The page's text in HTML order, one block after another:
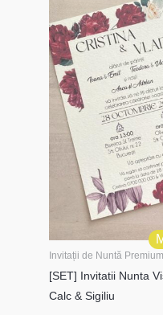
Invitații de Nuntă Premium
[SET] Invitatii Nunta
Calc & Sigiliu